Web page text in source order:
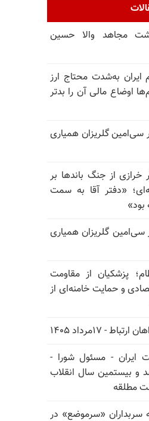
مجاهد والا حسین
به‌شدت محتاج ارز
اوضاع مالی آن را بدتر
گلریزان همیاری
خرازی از جنگ باندها بر
«دفتر آقا به سمت
بود»
سی‌امین گلریزان همیاری
پزشکیان از مقاومت
و حمایت خامنه‌ای از
- ۱۷مرداد ۱۴۰۵
ایران - مسئول شورا -
در صد و بیستمین سال انقلاب
مطلقه
سربداران «سرموضع» در